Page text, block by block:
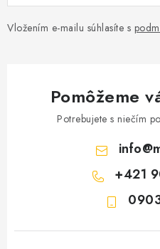
Vložením e-mailu súhlasíte s
Pomôžeme
Potrebujete s niečím
info@
+421